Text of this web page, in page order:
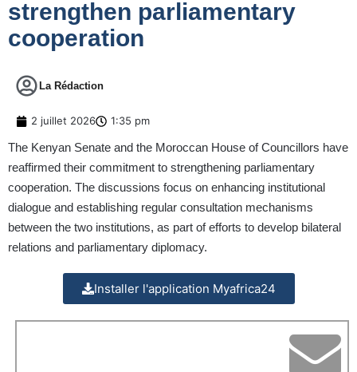
strengthen parliamentary
cooperation
La Rédaction
2 juillet 2026 1:35 pm
The Kenyan Senate and the Moroccan House of Councillors have
reaffirmed their commitment to strengthening parliamentary
cooperation. The discussions focus on enhancing institutional
dialogue and establishing regular consultation mechanisms
between the two institutions, as part of efforts to develop bilateral
relations and parliamentary diplomacy.
Installer l'application Myafrica24